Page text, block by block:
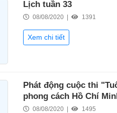
Lịch tuần 33
08/08/2020 | 1391
Xem chi tiết
Phát động cuộc thi
phong cách Hồ Chí
08/08/2020 | 1495